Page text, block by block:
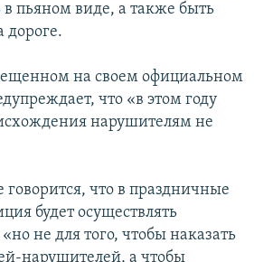
в пьяном виде, а также быть
на своем официальном
что «в этом году
нарушителям не
что в праздничные
будет осуществлять
не для того, чтобы наказать
нарушителей, а чтобы